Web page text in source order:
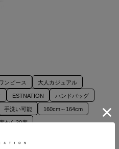
ンピース 大人カジュアル
ESTNATION ハンドバッグ
手洗い可能 160cm～164cm
から30度